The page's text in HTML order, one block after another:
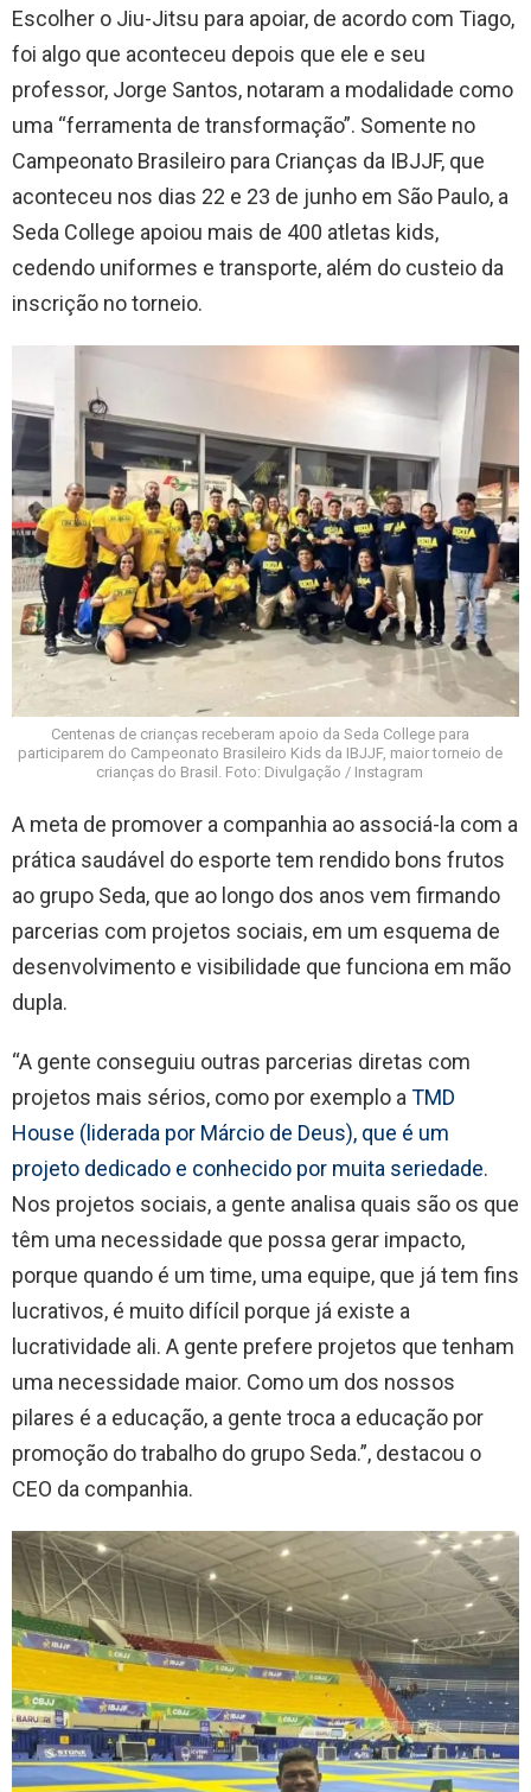
Escolher o Jiu-Jitsu para apoiar, de acordo com Tiago,
foi algo que aconteceu depois que ele e seu
professor, Jorge Santos, notaram a modalidade como
uma “ferramenta de transformação”. Somente no
Campeonato Brasileiro para Crianças da IBJJF, que
aconteceu nos dias 22 e 23 de junho em São Paulo, a
Seda College apoiou mais de 400 atletas kids,
cedendo uniformes e transporte, além do custeio da
inscrição no torneio.
Centenas de crianças receberam apoio da Seda College para
participarem do Campeonato Brasileiro Kids da IBJJF, maior torneio de
crianças do Brasil. Foto: Divulgação / Instagram
A meta de promover a companhia ao associá-la com a
prática saudável do esporte tem rendido bons frutos
ao grupo Seda, que ao longo dos anos vem firmando
parcerias com projetos sociais, em um esquema de
desenvolvimento e visibilidade que funciona em mão
dupla.
“A gente conseguiu outras parcerias diretas com
projetos mais sérios, como por exemplo a TMD
House (liderada por Márcio de Deus), que é um
projeto dedicado e conhecido por muita seriedade.
Nos projetos sociais, a gente analisa quais são os que
têm uma necessidade que possa gerar impacto,
porque quando é um time, uma equipe, que já tem fins
lucrativos, é muito difícil porque já existe a
lucratividade ali. A gente prefere projetos que tenham
uma necessidade maior. Como um dos nossos
pilares é a educação, a gente troca a educação por
promoção do trabalho do grupo Seda.”, destacou o
CEO da companhia.